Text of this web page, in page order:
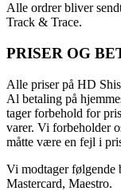
Alle ordrer bliver
Track & Trace.
PRISER OG
Alle priser på HD
Al betaling på
tager forbehold for
varer. Vi forbeholder
måtte være en fejl i
Vi modtager
Mastercard, Maestro.